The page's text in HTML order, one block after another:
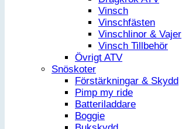
Vinsch
Vinschfästen
Vinschlinor & Vajer
Vinsch Tillbehör
Övrigt ATV
Snöskoter
Förstärkningar & Skydd
Pimp my ride
Batteriladdare
Boggie